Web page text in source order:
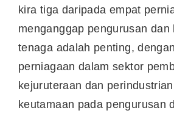
kira tiga daripada empat
menganggap pengurusan dan
tenaga adalah penting,
perniagaan dalam sektor
kejuruteraan dan
keutamaan pada pengurusan